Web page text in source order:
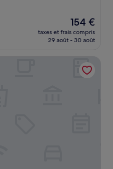
Le
nouveau
prix
de
154 €
154 €
taxes et frais compris
29 août - 30 août